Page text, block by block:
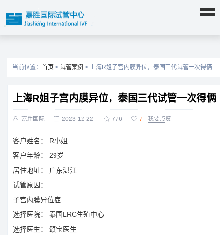
当前位置： 首页 > 试管案例 > 上海R姐子宫内膜异位，泰国三代试管一次得俩
上海R姐子宫内膜异位，泰国三代试管一次得俩
 嘉胜国际  2023-12-22  776  7 我要点赞
客户姓名：
R小姐
客户年龄：
29岁
居住地址：
广东湛江
试管原因：
子宫内膜异位症
选择医院：
泰国LRC生殖中心
选择医生：
颂宝医生